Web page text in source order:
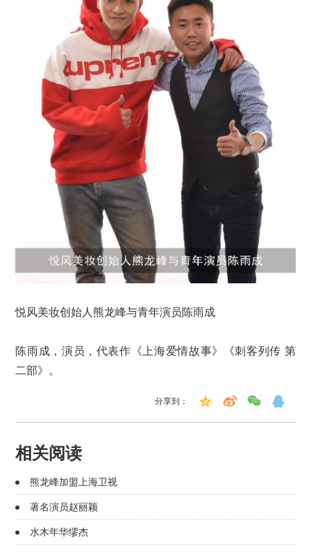
悦风美妆创始人熊龙峰与青年演员陈雨成
陈雨成，演员，代表作《上海爱情故事》《刺客列传 第
二部》。
分享到：
相关阅读
熊龙峰加盟上海卫视
著名演员赵丽颖
水木年华缪杰